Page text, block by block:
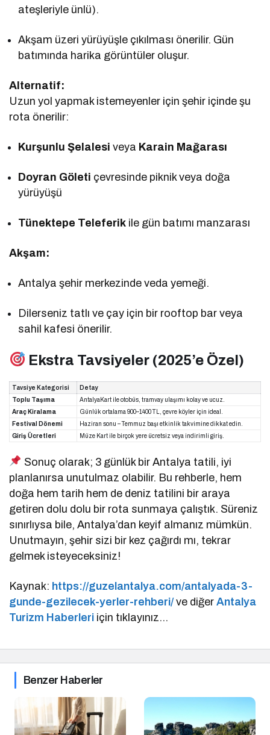
ateşleriyle ünlü).
Akşam üzeri yürüyüşle çıkılması önerilir. Gün
batımında harika görüntüler oluşur.
Alternatif:
Uzun yol yapmak istemeyenler için şehir içinde şu
rota önerilir:
Kurşunlu Şelalesi veya Karain Mağarası
Doyran Göleti çevresinde piknik veya doğa
yürüyüşü
Tünektepe Teleferik ile gün batımı manzarası
Akşam:
Antalya şehir merkezinde veda yemeği.
Dilerseniz tatlı ve çay için bir rooftop bar veya
sahil kafesi önerilir.
Ekstra Tavsiyeler (2025’e Özel)
Tavsiye Kategorisi
Detay
Toplu Taşıma
AntalyaKart ile otobüs, tramvay ulaşımı kolay ve ucuz.
Araç Kiralama
Günlük ortalama 900–1400 TL, çevre köyler için ideal.
Festival Dönemi
Haziran sonu – Temmuz başı etkinlik takvimine dikkat edin.
Giriş Ücretleri
Müze Kart ile birçok yere ücretsiz veya indirimli giriş.
Sonuç olarak; 3 günlük bir Antalya tatili, iyi
planlanırsa unutulmaz olabilir. Bu rehberle, hem
doğa hem tarih hem de deniz tatilini bir araya
getiren dolu dolu bir rota sunmaya çalıştık. Süreniz
sınırlıysa bile, Antalya’dan keyif almanız mümkün.
Unutmayın, şehir sizi bir kez çağırdı mı, tekrar
gelmek isteyeceksiniz!
Kaynak: https://guzelantalya.com/antalyada-3-
gunde-gezilecek-yerler-rehberi/ve diğerAntalya
Turizm Haberleri için tıklayınız…
Benzer Haberler